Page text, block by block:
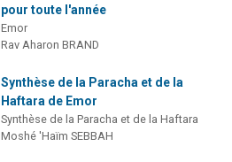
pour toute l'année
Emor
Rav Aharon BRAND
Synthèse de la Paracha et de la
Haftara de Emor
Synthèse de la Paracha et de la Haftara
Moshé 'Haïm SEBBAH